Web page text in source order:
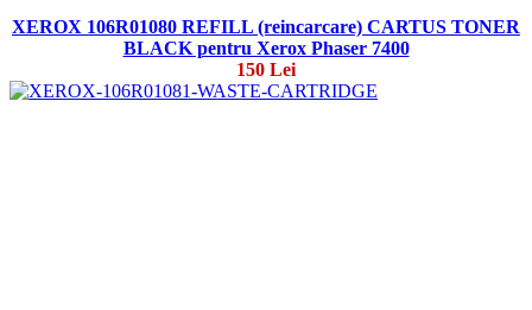
XEROX 106R01080 REFILL (reincarcare) CARTUS TONER
BLACK pentru Xerox Phaser 7400
150 Lei